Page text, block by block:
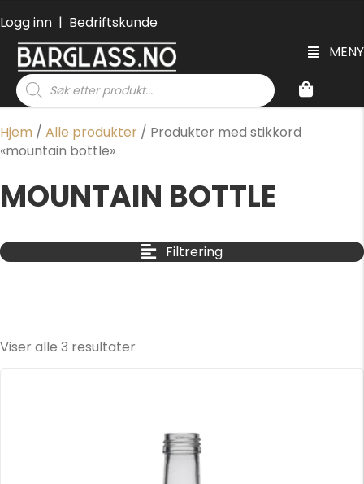
Logg inn | Bedriftskunde
MENY
Products
search
Hjem / Alle produkter / Produkter med stikkord
«mountain bottle»
MOUNTAIN BOTTLE
Filtrering
Viser alle 3 resultater